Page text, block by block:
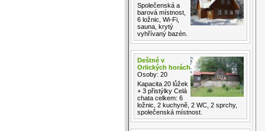
Společenská a
barová místnost,
6 ložnic, Wi-Fi,
sauna, krytý
vyhřívaný bazén.
Deštné v
Orlických horách
Osoby: 20
Kapacita 20 lůžek
+ 3 přistýlky Celá
chata celkem: 6
ložnic, 2 kuchyně, 2 WC, 2 sprchy,
společenská místnost.